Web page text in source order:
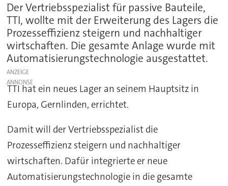
Der Vertriebsspezialist für passive Bauteile,
TTI, wollte mit der Erweiterung des Lagers die
Prozesseffizienz steigern und nachhaltiger
wirtschaften. Die gesamte Anlage wurde mit
Automatisierungstechnologie ausgestattet.
ANZEIGE
TTI hat ein neues Lager an seinem Hauptsitz in
Europa, Gernlinden, errichtet.
Damit will der Vertriebsspezialist die
Prozesseffizienz steigern und nachhaltiger
wirtschaften. Dafür integrierte er neue
Automatisierungstechnologie in die gesamte